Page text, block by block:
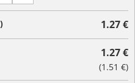
1.27 €
1.27 €
(1.51 €)